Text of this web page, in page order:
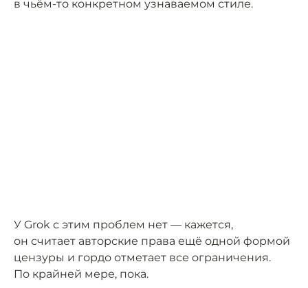
в чьём-то конкретном узнаваемом стиле.
У Grok с этим проблем нет — кажется,
он считает авторские права ещё одной формой
цензуры и гордо отметает все ограничения.
По крайней мере, пока.